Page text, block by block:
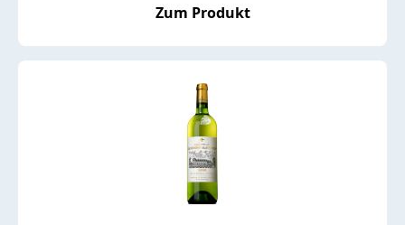
Zum Produkt